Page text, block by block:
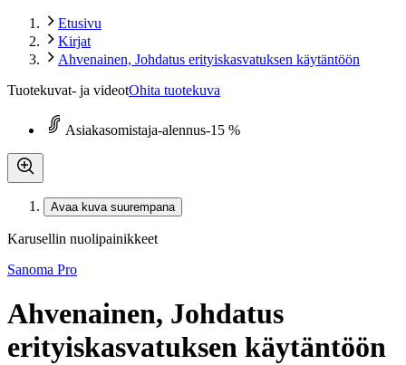
Etusivu
Kirjat
Ahvenainen, Johdatus erityiskasvatuksen käytäntöön
Tuotekuvat- ja videotOhita tuotekuva
Asiakasomistaja-alennus-15 %
Avaa kuva suurempana
Karusellin nuolipainikkeet
Sanoma Pro
Ahvenainen, Johdatus
erityiskasvatuksen käytäntöön